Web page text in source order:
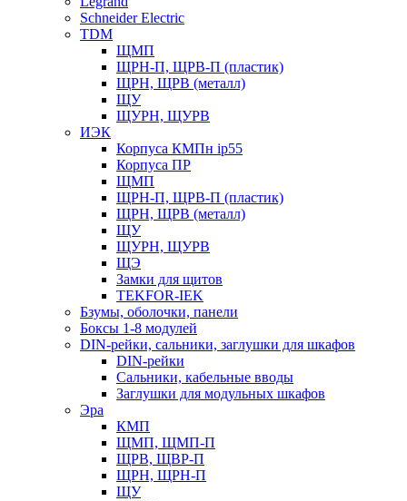
Schneider Electric
TDM
ЩМП
ЩРН-П, ЩРВ-П (пластик)
ЩРН, ЩРВ (металл)
ЩУ
ЩУРН, ЩУРВ
ИЭК
Корпуса КМПн ip55
Корпуса ПР
ЩМП
ЩРН-П, ЩРВ-П (пластик)
ЩРН, ЩРВ (металл)
ЩУ
ЩУРН, ЩУРВ
ЩЭ
Замки для щитов
TEKFOR-IEK
Бзумы, оболочки, панели
Боксы 1-8 модулей
DIN-рейки, сальники, заглушки для шкафов
DIN-рейки
Сальники, кабельные вводы
Заглушки для модульных шкафов
Эра
КМП
ЩМП, ЩМП-П
ЩРВ, ЩВР-П
ЩРН, ЩРН-П
ЩУ